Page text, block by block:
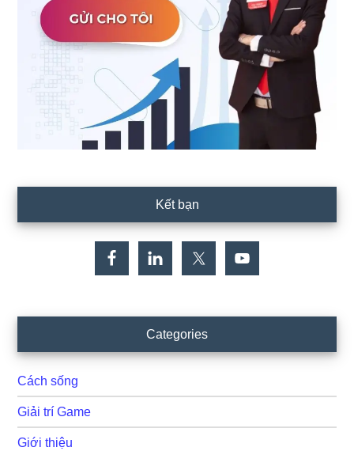
Kết bạn
Categories
Cách sống
Giải trí Game
Giới thiệu